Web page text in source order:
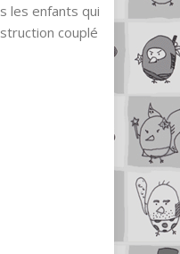
les enfants qui
couplé